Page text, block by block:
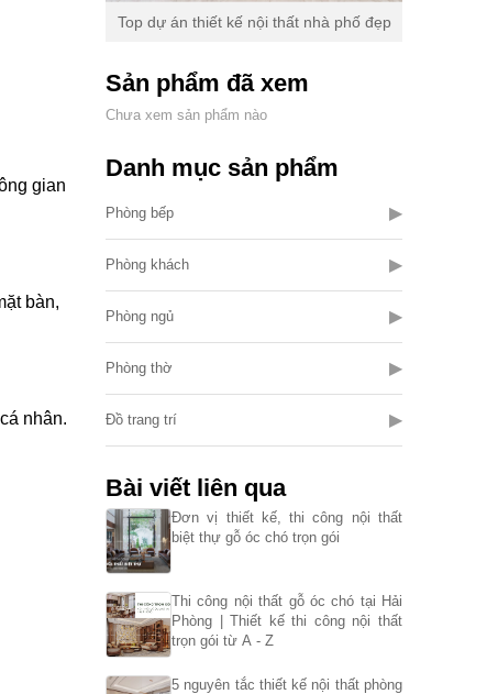
gian
bàn,
nhân.
Top dự án thiết kế nội thất nhà phố đẹp
Sản phẩm đã xem
Chưa xem sản phẩm nào
Danh mục sản phẩm
Phòng bếp ▶
Phòng khách ▶
Phòng ngủ ▶
Phòng thờ ▶
Đồ trang trí ▶
Bài viết liên qua
Đơn vị thiết kế, thi công nội thất
biệt thự gỗ óc chó trọn gói
Thi công nội thất gỗ óc chó tại Hải
Phòng | Thiết kế thi công nội thất
trọn gói từ A - Z
5 nguyên tắc thiết kế nội thất phòng